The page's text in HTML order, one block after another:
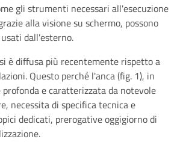
gli strumenti necessari all'esecuzione
alla visione su schermo, possono
dall'esterno.
è diffusa più recentemente rispetto a
Questo perché l'anca (fig. 1), in
e caratterizzata da notevole
necessita di specifica tecnica e
dedicati, prerogative oggigiorno di